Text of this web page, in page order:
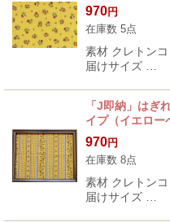
970円
在庫数 5点
素材 クレトン
届けサイズ …
「J即納」はぎ
イプ（イエロー
970円
在庫数 8点
素材 クレトン
届けサイズ …